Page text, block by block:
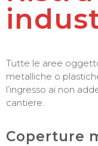
Tutte le aree
metalliche o
l’ingresso ai non
cantiere.
Coperture